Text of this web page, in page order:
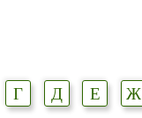
Г Д Е Ж